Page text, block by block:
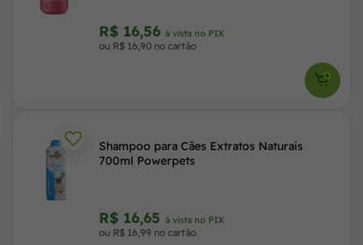
R$ 16,56 à vista no PIX
ou R$ 16,90 no cartão
Shampoo para Cães Extratos Naturais
700ml Powerpets
R$ 16,65 à vista no PIX
ou R$ 16,99 no cartão